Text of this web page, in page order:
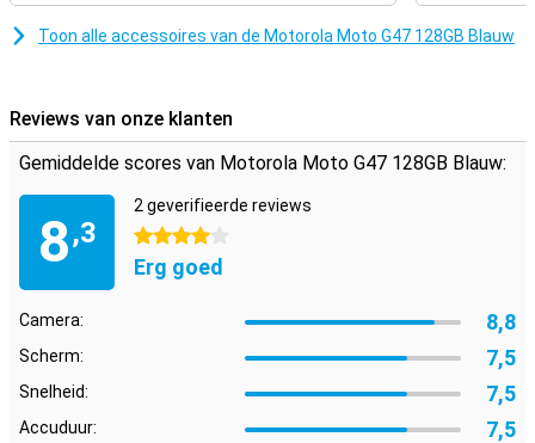
Toon alle accessoires van de Motorola Moto G47 128GB Blauw
Reviews van onze klanten
Gemiddelde scores van Motorola Moto G47 128GB Blauw:
8,3
2 geverifieerde reviews
4 sterren
Erg goed
Camera: 8,8
Scherm: 7,5
Snelheid: 7,5
Accuduur: 7,5